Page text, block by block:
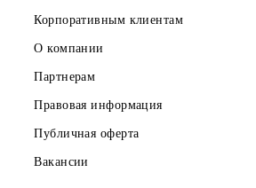
Скачайте приложение Mobiuz